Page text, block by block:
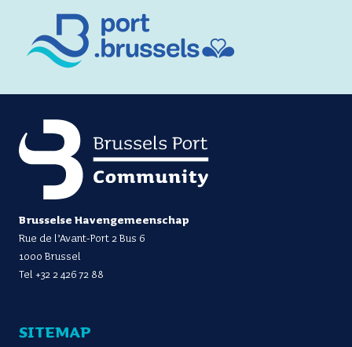
Brusselse Havengemeenschap
Rue de l’Avant-Port 2 Bus 6
1000 Brussel
Tel +32 2 426 72 88
SITEMAP